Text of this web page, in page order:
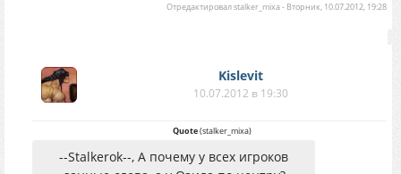
Отредактировалstalker_mixa- Вторник, 10.07.2012, 19:28
Kislevit
10.07.2012 в 19:30
Quote(stalker_mixa)
--Stalkerok--, А почему у всех игроков